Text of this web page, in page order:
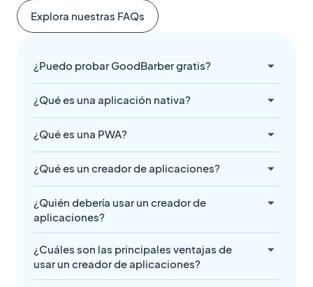
Explora nuestras FAQs
¿Puedo probar GoodBarber gratis?
¿Qué es una aplicación nativa?
¿Qué es una PWA?
¿Qué es un creador de aplicaciones?
¿Quién debería usar un creador de
aplicaciones?
¿Cuáles son las principales ventajas de
usar un creador de aplicaciones?